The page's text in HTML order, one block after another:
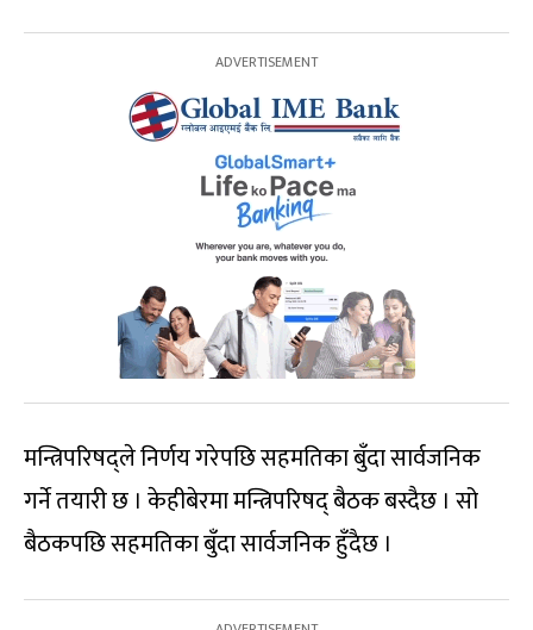
मन्त्रिपरिषद्ले निर्णय गरेपछि सहमतिका बुँदा सार्वजनिक
गर्ने तयारी छ । केहीबेरमा मन्त्रिपरिषद् बैठक बस्दैछ । सो
बैठकपछि सहमतिका बुँदा सार्वजनिक हुँदैछ ।